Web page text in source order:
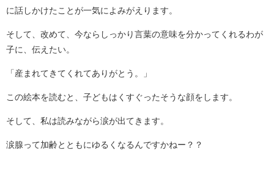
に話しかけたことが一気によみがえります。
そして、改めて、今ならしっかり言葉の意味を分かってくれるわが
子に、伝えたい。
「産まれてきてくれてありがとう。」
この絵本を読むと、子どもはくすぐったそうな顔をします。
そして、私は読みながら涙が出てきます。
涙腺って加齢とともにゆるくなるんですかねー？？